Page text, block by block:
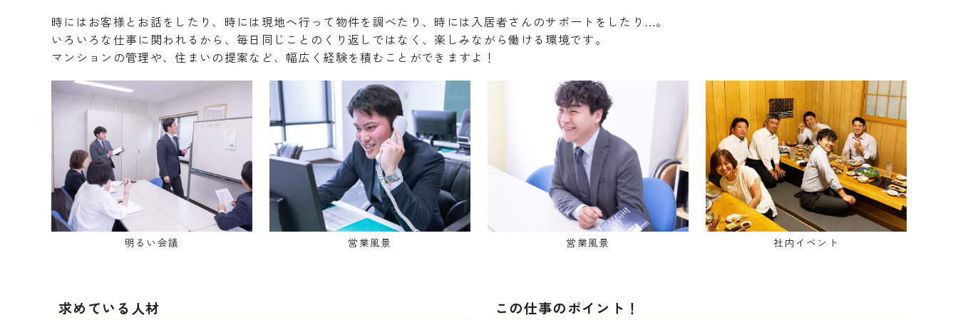
時にはお客様とお話をしたり、時には現地へ行って物件を調べたり、時には入居者さんのサポートをしたり…。
いろいろな仕事に関われるから、毎日同じことのくり返しではなく、楽しみながら働ける環境です。
マンションの管理や、住まいの提案など、幅広く経験を積むことができますよ！
明るい会議 営業風景 営業風景 社内イベント
求めている人材 この仕事のポイント！